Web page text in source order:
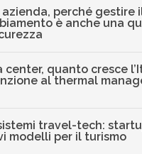
azienda, perché gestire
è anche una
center, quanto cresce
al thermal
travel-tech:
modelli per il turismo